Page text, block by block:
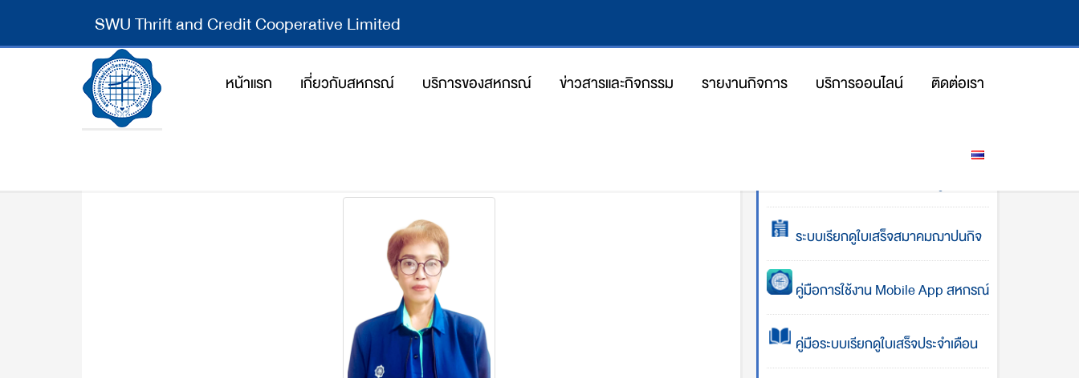
SWU Thrift and Credit Cooperative Limited
หน้าแรก เกี่ยวกับสหกรณ์ บริการของสหกรณ์ ข่าวสารและกิจกรรม รายงานกิจการ บริการออนไลน์ ติดต่อเรา
ระบบเรียกดูใบเสร็จสมาคมฌาปนกิจ
คู่มือการใช้งาน Mobile App สหกรณ์
คู่มือระบบเรียกดูใบเสร็จประจำเดือน